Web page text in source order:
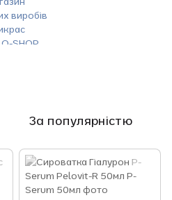
За популярністю